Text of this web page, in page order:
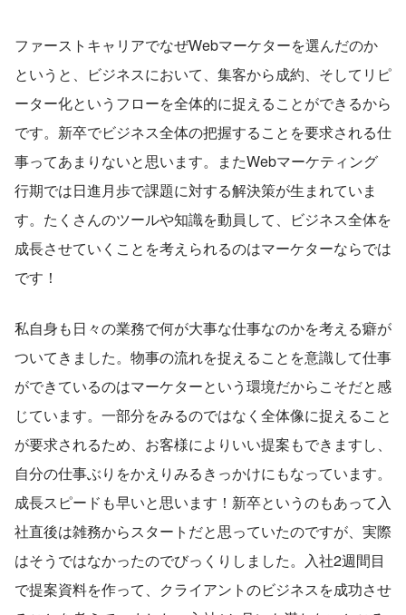
ファーストキャリアでなぜWebマーケターを選んだのか
というと、ビジネスにおいて、集客から成約、そしてリピ
ーター化というフローを全体的に捉えることができるから
です。新卒でビジネス全体の把握することを要求される仕
事ってあまりないと思います。またWebマーケティング
行期では日進月歩で課題に対する解決策が生まれていま
す。たくさんのツールや知識を動員して、ビジネス全体を
成長させていくことを考えられるのはマーケターならでは
です！
私自身も日々の業務で何が大事な仕事なのかを考える癖が
ついてきました。物事の流れを捉えることを意識して仕事
ができているのはマーケターという環境だからこそだと感
じています。一部分をみるのではなく全体像に捉えること
が要求されるため、お客様によりいい提案もできますし、
自分の仕事ぶりをかえりみるきっかけにもなっています。
成長スピードも早いと思います！新卒というのもあって入
社直後は雑務からスタートだと思っていたのですが、実際
はそうではなかったのでびっくりしました。入社2週間目
で提案資料を作って、クライアントのビジネスを成功させ